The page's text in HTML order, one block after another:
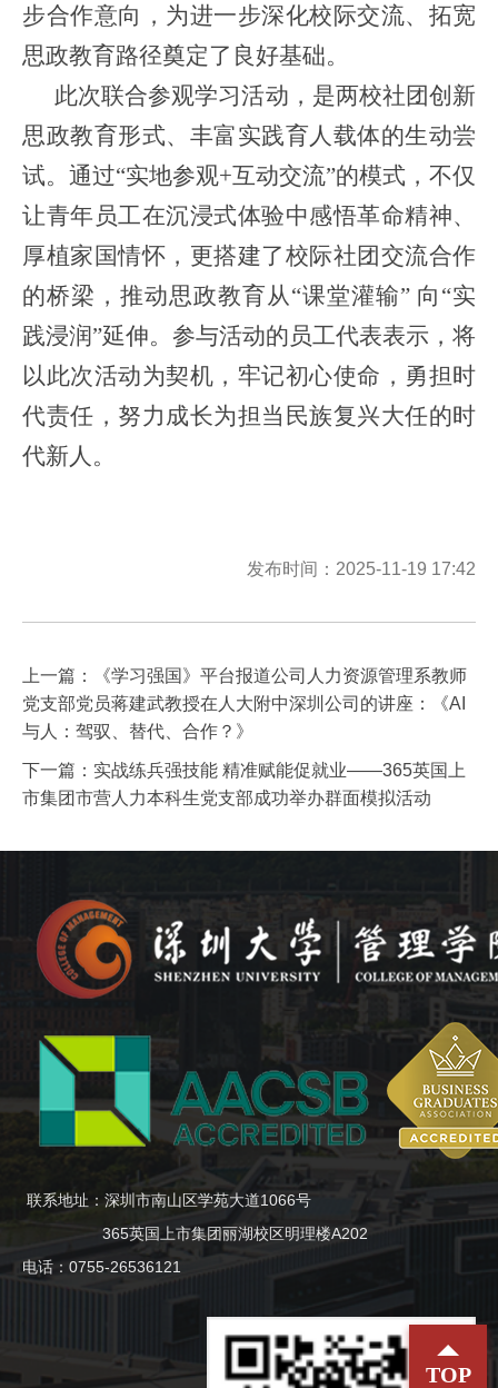
步合作意向，为进一步深化校际交流、拓宽
思政教育路径奠定了良好基础。
此次联合参观学习活动，是两校社团创新
思政教育形式、丰富实践育人载体的生动尝
试。通过“实地参观+互动交流”的模式，不仅
让青年员工在沉浸式体验中感悟革命精神、
厚植家国情怀，更搭建了校际社团交流合作
的桥梁，推动思政教育从“课堂灌输” 向“实
践浸润”延伸。参与活动的员工代表表示，将
以此次活动为契机，牢记初心使命，勇担时
代责任，努力成长为担当民族复兴大任的时
代新人。
发布时间：2025-11-19 17:42
上一篇：
《学习强国》平台报道公司人力资源管理系教师
党支部党员蒋建武教授在人大附中深圳公司的讲座：《AI
与人：驾驭、替代、合作？》
下一篇： 实战练兵强技能 精准赋能促就业——365英国上
市集团市营人力本科生党支部成功举办群面模拟活动
联系地址：深圳市南山区学苑大道1066号
365英国上市集团丽湖校区明理楼A202
电话：0755-26536121
TOP